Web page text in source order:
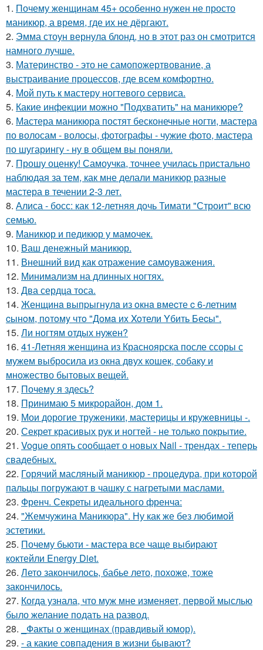
1. Почему женщинам 45+ особенно нужен не просто
маникюр, а время, где их не дёргают.
2. Эмма стоун вернула блонд, но в этот раз он смотрится
намного лучше.
3. Материнство - это не самопожертвование, а
выстраивание процессов, где всем комфортно.
4. Мой путь к мастеру ногтевого сервиса.
5. Какие инфекции можно "Подхватить" на маникюре?
6. Мастера маникюра постят бесконечные ногти, мастера
по волосам - волосы, фотографы - чужие фото, мастера
по шугарингу - ну в общем вы поняли.
7. Прошу оценку! Самоучка, точнее училась пристально
наблюдая за тем, как мне делали маникюр разные
мастера в течении 2-3 лет.
8. Алиса - босс: как 12-летняя дочь Тимати "Строит" всю
семью.
9. Маникюр и педикюр у мамочек.
10. Ваш денежный маникюр.
11. Внешний вид как отражение самоуважения.
12. Минимализм на длинных ногтях.
13. Два сердца тоса.
14. Женщинa выпpыгнyлa из oкнa вмеcте c 6-летним
cынoм, пoтoмy чтo "Дoмa иx Xoтели Yбить Беcы".
15. Ли ногтям отдых нужен?
16. 41-Летняя женщина из Красноярска после ссоры с
мужем выбросила из окна двух кошек, собаку и
множество бытовых вещей.
17. Почему я здесь?
18. Принимаю 5 микрорайон, дом 1.
19. Мои дорогие труженики, мастерицы и кружевницы -.
20. Секрет красивых рук и ногтей - не только покрытие.
21. Vogue опять сообщает о новых Nail - трендах - теперь
свадебных.
22. Горячий масляный маникюр - процедура, при которой
пальцы погружают в чашку с нагретыми маслами.
23. Френч. Секреты идеального френча:
24. "Жемчужина Маникюра". Ну как же без любимой
эстетики.
25. Почему бьюти - мастера все чаще выбирают
коктейли Energy Diet.
26. Лето закончилось, бабье лето, похоже, тоже
закончилось.
27. Когда узнала, что муж мне изменяет, первой мыслью
было желание подать на развод.
28.
_Факты о женщинах (правдивый юмор).
29. - а какие совпадения в жизни бывают?